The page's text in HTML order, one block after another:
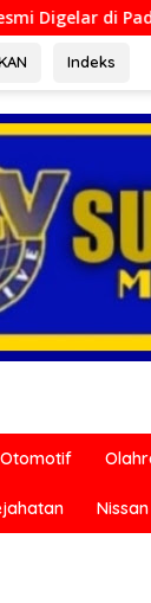
Kolaborasi
Indeks
Otomotif
Nissan